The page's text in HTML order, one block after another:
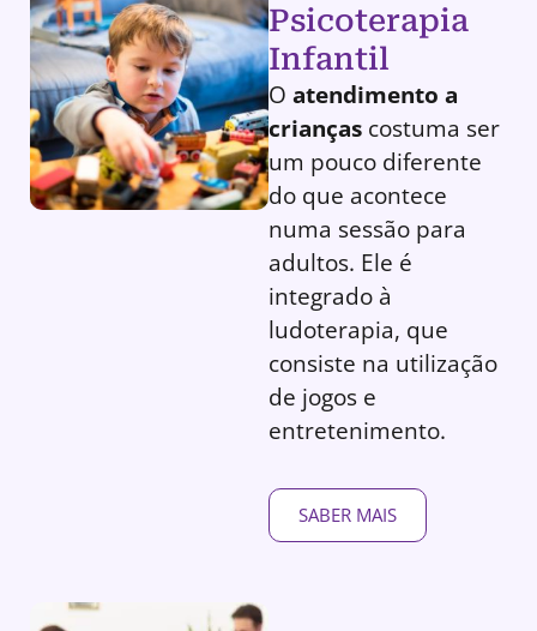
Psicoterapia
Infantil
O atendimento a
crianças costuma ser
um pouco diferente
do que acontece
numa sessão para
adultos. Ele é
integrado à
ludoterapia, que
consiste na utilização
de jogos e
entretenimento.
SABER MAIS